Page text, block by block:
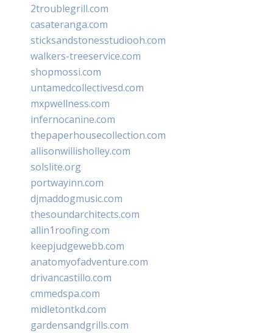
2troublegrill.com
casateranga.com
sticksandstonesstudiooh.com
walkers-treeservice.com
shopmossi.com
untamedcollectivesd.com
mxpwellness.com
infernocanine.com
thepaperhousecollection.com
allisonwillisholley.com
solslite.org
portwayinn.com
djmaddogmusic.com
thesoundarchitects.com
allin1roofing.com
keepjudgewebb.com
anatomyofadventure.com
drivancastillo.com
cmmedspa.com
midletontkd.com
gardensandgrills.com